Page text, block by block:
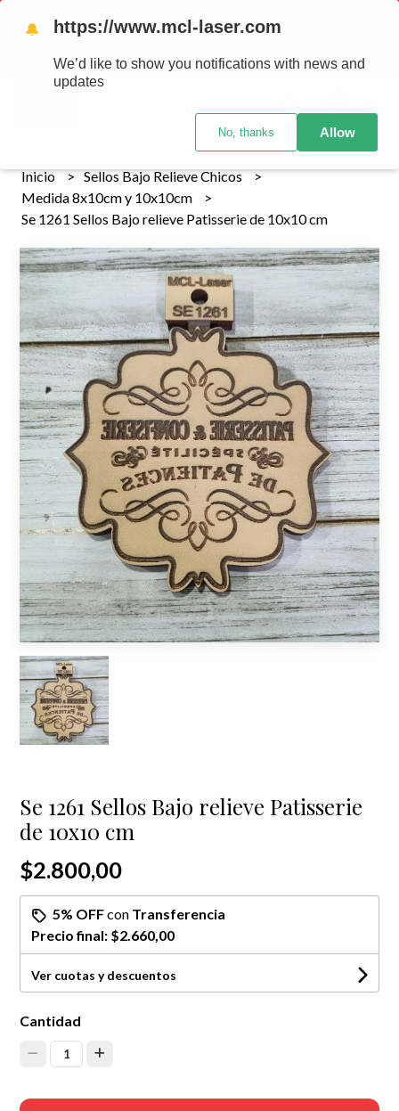
Tenemos envios a todo el pais!........ Los envios Por MENOR se
realizan 48 hs habiles porteriores al pago , los pedidos por
MAYOR se envian 7 dias posteriores al pago del pedido
Inicio
Sellos Bajo Relieve Chicos
Medida 8x10cm y 10x10cm
Se 1261 Sellos Bajo relieve Patisserie de 10x10 cm
Se 1261 Sellos Bajo relieve Patisserie
de 10x10 cm
$2.800,00
5% OFFcon Transferencia
Precio final: $2.660,00
Ver cuotas y descuentos
Cantidad
1
🔔 https://www.mcl-laser.com
We’d like to show you notifications with news and
updates
No, thanks Allow